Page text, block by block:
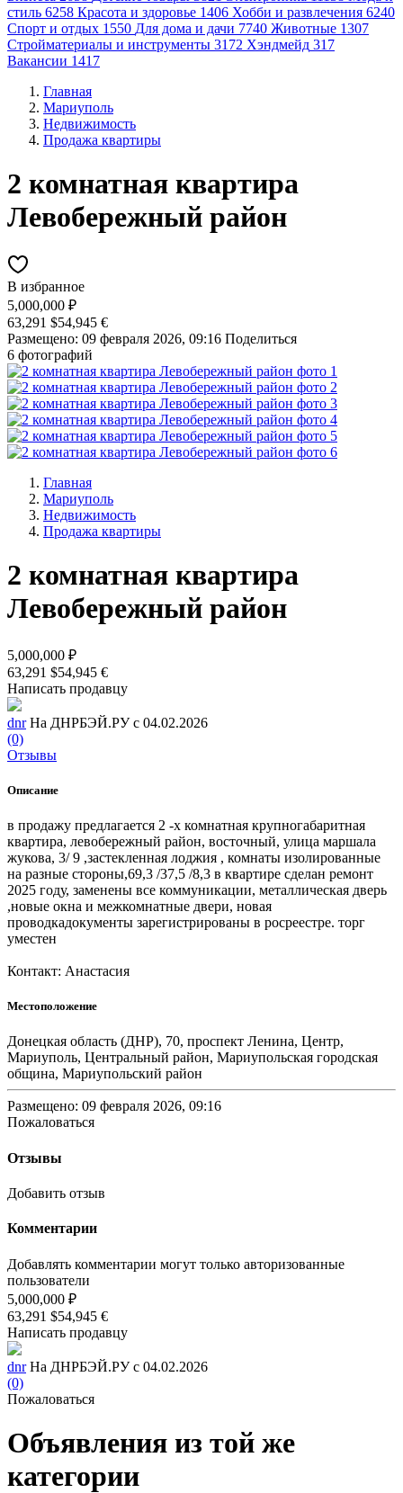
стиль 6258 Красота и здоровье 1406 Хобби и развлечения 6240
Спорт и отдых 1550 Для дома и дачи 7740 Животные 1307
Стройматериалы и инструменты 3172 Хэндмейд 317
Вакансии 1417
Главная
Мариуполь
Недвижимость
Продажа квартиры
2 комнатная квартира
Левобережный район
В избранное
5,000,000 ₽
63,291 $54,945 €
Размещено: 09 февраля 2026, 09:16 Поделиться
6 фотографий
Главная
Мариуполь
Недвижимость
Продажа квартиры
2 комнатная квартира
Левобережный район
5,000,000 ₽
63,291 $54,945 €
Написать продавцу
dnr На ДНРБЭЙ.РУ с 04.02.2026
(0)
Отзывы
Описание
в продажу предлагается 2 -х комнатная крупногабаритная
квартира, левобережный район, восточный, улица маршала
жукова, 3/ 9 ,застекленная лоджия , комнаты изолированные
на разные стороны,69,3 /37,5 /8,3 в квартире сделан ремонт
2025 году, заменены все коммуникации, металлическая дверь
,новые окна и межкомнатные двери, новая
проводкадокументы зарегистрированы в росреестре. торг
уместен
Контакт: Анастасия
Местоположение
Донецкая область (ДНР), 70, проспект Ленина, Центр,
Мариуполь, Центральный район, Мариупольская городская
община, Мариупольский район
Размещено: 09 февраля 2026, 09:16
Пожаловаться
Отзывы
Добавить отзыв
Комментарии
Добавлять комментарии могут только авторизованные
пользователи
5,000,000 ₽
63,291 $54,945 €
Написать продавцу
dnr На ДНРБЭЙ.РУ с 04.02.2026
(0)
Пожаловаться
Объявления из той же
категории